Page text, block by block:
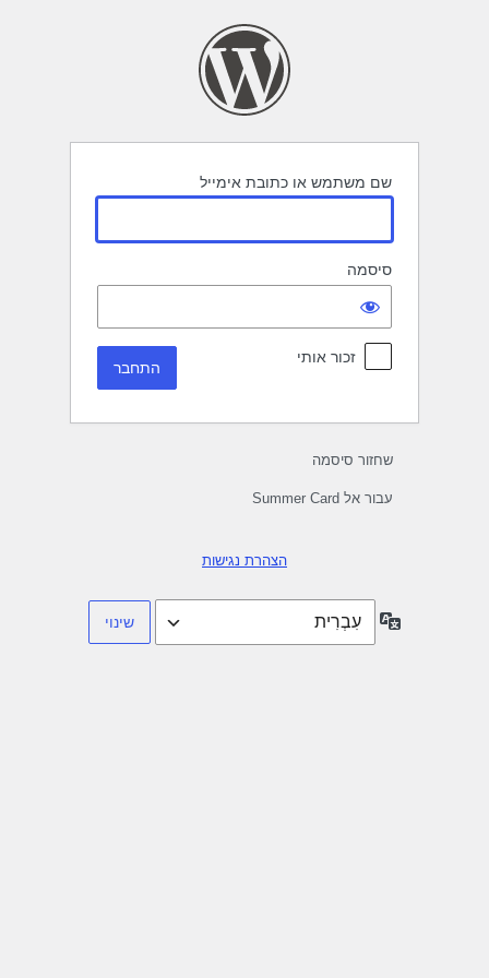
שם משתמש או כתובת אימייל
סיסמה
זכור אותי
שחזור סיסמה
עבור אל Summer Card
הצהרת נגישות
שפה